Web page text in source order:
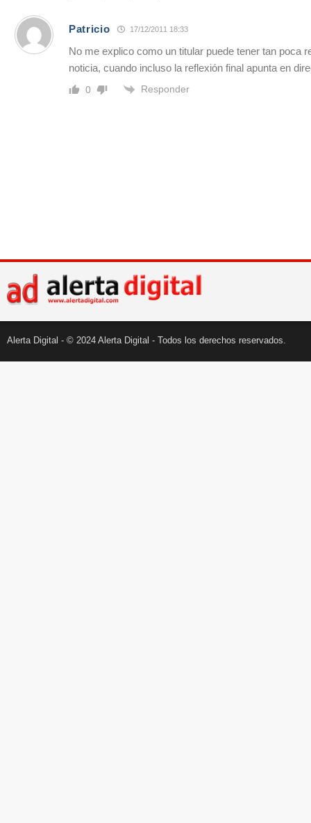
Patricio 17/12/2011 18:33
No me explico como un titular puede tener tan poca
noticia, cuando incluso la reflexión final apunta en
0 Responder
Alerta Digital - © 2024 Alerta Digital - Todos los derechos reservados.